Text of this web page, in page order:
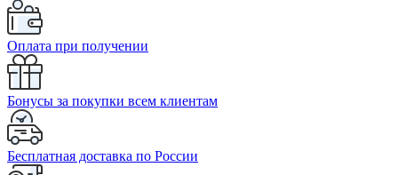
Оплата при получении
Бонусы за покупки всем клиентам
Бесплатная доставка по России